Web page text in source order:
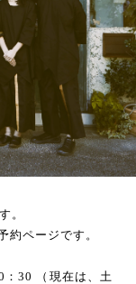
。
約ページです。
30 （現在は、土